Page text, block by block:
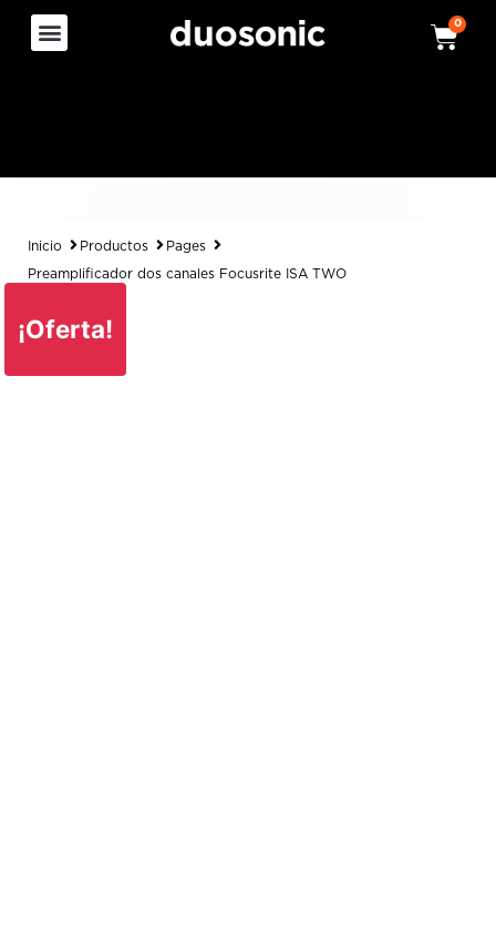
0
Inicio Productos Pages
Preamplificador dos canales Focusrite ISA TWO
¡Oferta!